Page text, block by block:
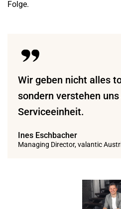
Folge.
Wir geben nicht alles
sondern verstehen
Serviceeinheit.
Ines Eschbacher
Managing Director, valantic